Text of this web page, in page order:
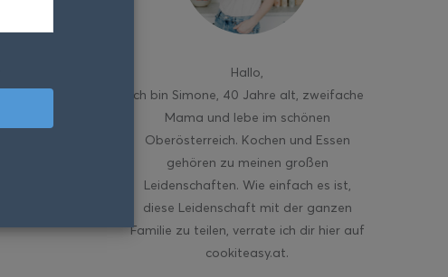
Hallo
ich bin Simone, 40 Jahre alt, zweifache
Mama und lebe im schönen
Oberösterreich. Kochen und Essen
gehören zu meinen großen
Leidenschaften. Wie einfach es ist,
diese Leidenschaft mit der ganzen
Familie zu teilen, verrate ich dir hier auf
cookiteasy.at.